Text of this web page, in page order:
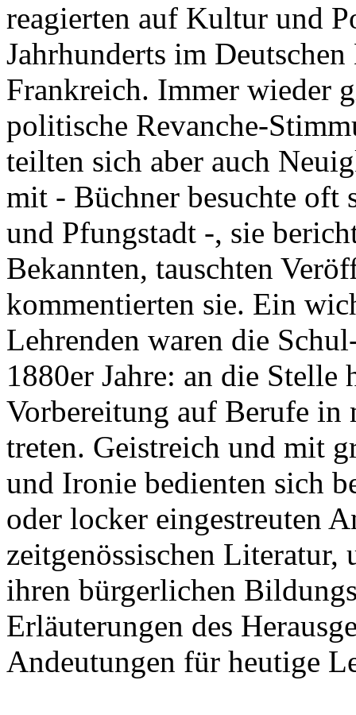
reagierten auf Kultur und
Jahrhunderts im
Frankreich. Immer wieder
politische Revanche-
teilten sich aber auch
mit - Büchner besuchte oft
und Pfungstadt -, sie
Bekannten, tauschten
kommentierten sie. Ein
Lehrenden waren die
1880er Jahre: an die
Vorbereitung auf Berufe in
treten. Geistreich und mit
und Ironie bedienten sich
oder locker eingestreuten
zeitgenössischen
ihren bürgerlichen
Erläuterungen des
Andeutungen für heutige